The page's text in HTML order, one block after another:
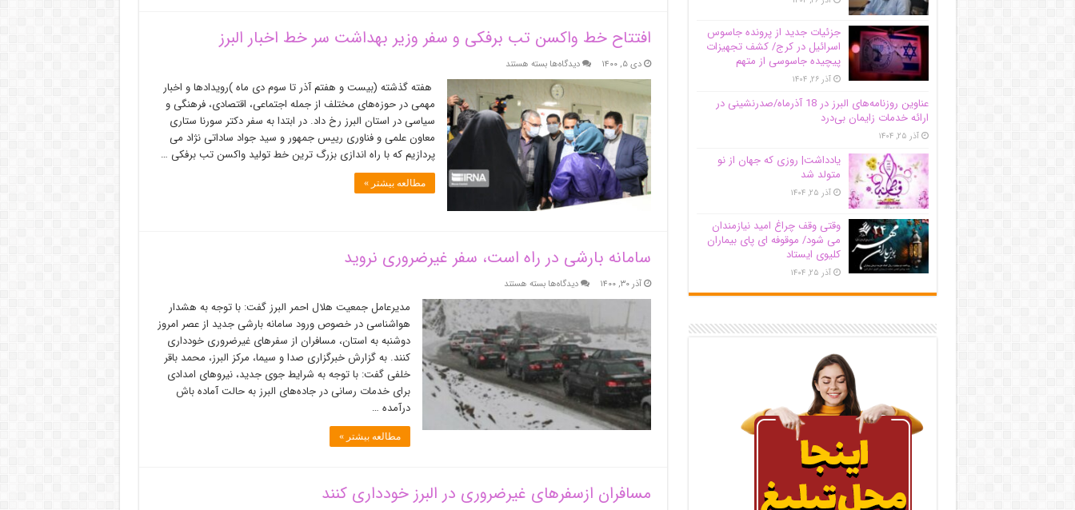
افتتاح خط واکسن تب برفکی و سفر وزیر بهداشت سر خط اخبار البرز
دی ۵, ۱۴۰۰ دیدگاه‌هابرای
افتتاح
واکسن
تب
برفکی
و
سفر
وزیر
بهداشت
سر
البرز
بسته هستند
هفته گذشته (بیست و هفتم آذر تا سوم دی ماه )رویدادها و اخبار
مهمی در حوزه‌های مختلف از جمله اجتماعی، اقتصادی، فرهنگی و
سیاسی در استان البرز رخ داد. در ابتدا به سفر دکتر سورنا ستاری
معاون علمی و فناوری رییس جمهور و سید جواد ساداتی نژاد می
پردازیم که با راه اندازی بزرگ ترین خط تولید واکسن تب برفکی …
مطالعه بیشتر »
سامانه بارشی در راه است، سفر غیرضروری نروید
آذر ۳۰, ۱۴۰۰ دیدگاه‌هابرای
سامانه
بارشی
در
راه
است،
سفر
غیرضروری
نروید
بسته هستند
مدیرعامل جمعیت هلال احمر البرز گفت: با توجه به هشدار
هواشناسی در خصوص ورود سامانه بارشی جدید از عصر امروز
دوشنبه به استان، مسافران از سفر‌های غیرضروری خودداری
کنند. به گزارش خبرگزاری صدا و سیما، مرکز البرز، محمد باقر
خلفی گفت: با توجه به شرایط جوی جدید، نیرو‌های امدادی
برای خدمات رسانی در جاده‌های البرز به حالت آماده باش
درآمده …
مطالعه بیشتر »
مسافران ازسفرهای غیرضروری در البرز خودداری کنند
جزئیات جدید از پرونده جاسوس
اسرائیل در کرج/‌ کشف تجهیزات
پیچیده جاسوسی از متهم
آذر ۲۶, ۱۴۰۴
عناوین روزنامه‌های البرز در ‌18 آذرماه/صدرنشینی در
ارائه خدمات زایمان بی‌درد
آذر ۲۵, ۱۴۰۴
یادداشت| روزی که جهان از نو
متولد شد
آذر ۲۵, ۱۴۰۴
وقتی وقف چراغ امید نیازمندان
می شود/ موقوفه ای پای بیماران
کلیوی ایستاد
آذر ۲۵, ۱۴۰۴